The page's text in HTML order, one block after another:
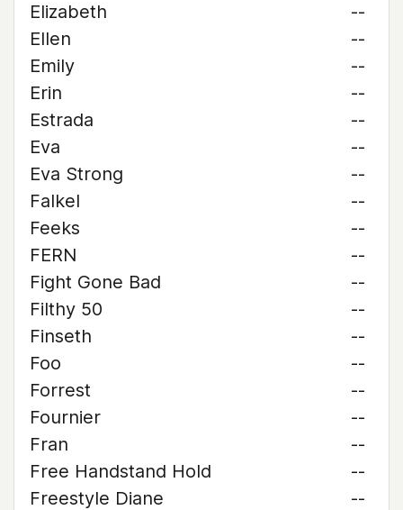
Elizabeth
--
Ellen
--
Emily
--
Erin
--
Estrada
--
Eva
--
Eva Strong
--
Falkel
--
Feeks
--
FERN
--
Fight Gone Bad
--
Filthy 50
--
Finseth
--
Foo
--
Forrest
--
Fournier
--
Fran
--
Free Handstand Hold
--
Freestyle Diane
--